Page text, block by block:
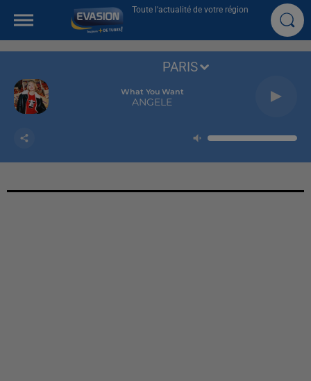
Toute l'actualité de votre région
What You Want
ANGELE
PARIS